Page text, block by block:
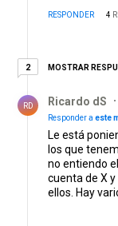
RESPONDER 4
22 respuestas
MOSTRAR
RD Ricardo dS
Responder a este
Le está
los que tenemos. Si
no entiendo
cuenta de X
ellos. Hay